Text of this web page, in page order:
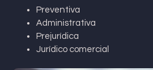
Preventiva
Administrativa
Prejurídica
Jurídico comercial